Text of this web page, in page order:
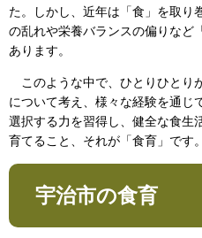
た。しかし、近年は「食」を取り
の乱れや栄養バランスの偏りなど
あります。
このような中で、ひとりひとり
について考え、様々な経験を通じ
選択する力を習得し、健全な食生
育てること、それが「食育」です。
宇治市の食育